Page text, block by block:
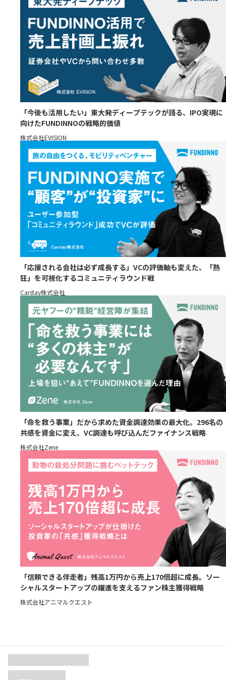
「今後も活用したい」東大発ディープテックが語る、IPO実現に
向けたFUNDINNOの戦略的価値
株式会社EVISION
「応援される会社は必ず成長する」VCの評価軸も変えた、「熱
狂」を可視化するコミュニティラウンド戦
Carstay株式会社
「命を救う事業」だから求めた資金調達効果の最大化。296名の
共感を資金に変え、VC調達も呼び込んだファイナンス戦略
株式会社Zene
「信頼できる伴走者」残高1万円から売上170倍超に成長。ソー
シャルスタートアップの躍進を支えるファン株主獲得戦略
株式会社アニマルクエスト